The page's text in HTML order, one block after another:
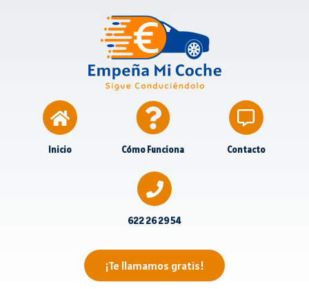
Inicio Cómo Funciona Contacto
622 26 29 54
¡Te llamamos gratis!